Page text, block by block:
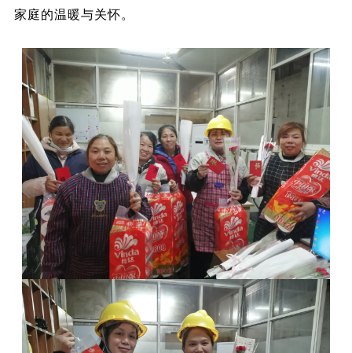
家庭的温暖与关怀。